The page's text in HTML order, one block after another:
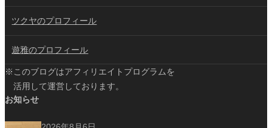
ツクヤのプロフィール
遊雅のプロフィール
※このブログはアフィリエイトプログラムを
活用して運営しております。
お知らせ